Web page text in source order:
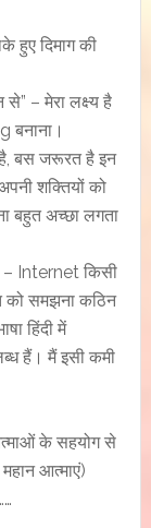
हुए दिमाग की
से” – मेरा लक्ष्य है
बनाना।
है, बस जरूरत है इन
शक्तियों को
बहुत अच्छा लगता
Internet किसी
को समझना कठिन
हिंदी में
हैं। मैं इसी कमी
के सहयोग से
आत्माएं)